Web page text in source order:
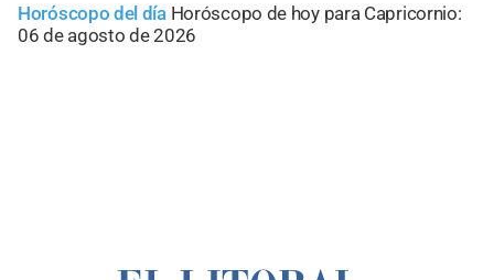
Horóscopo del día Horóscopo de hoy para Capricornio:
06 de agosto de 2026